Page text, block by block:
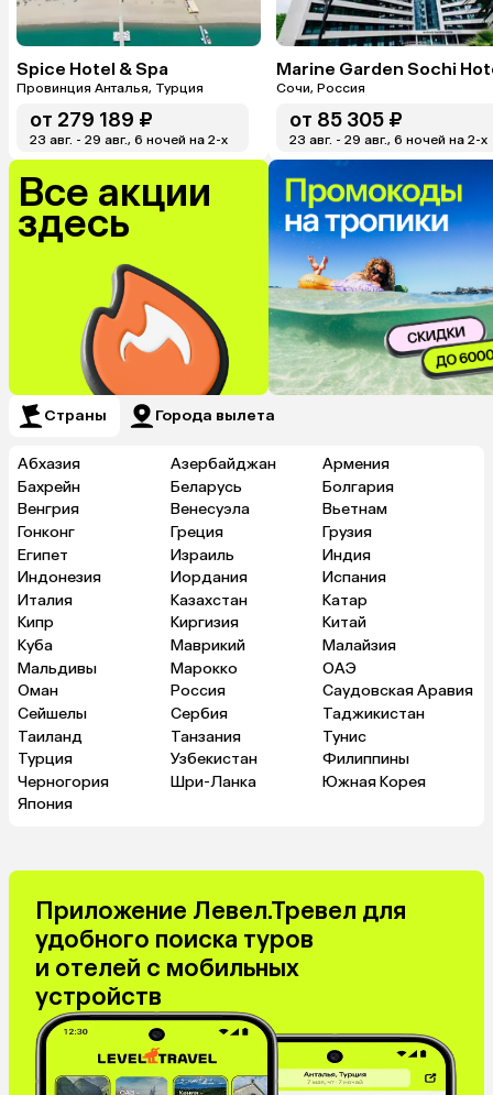
Spice Hotel & Spa
Провинция Анталья, Турция
от 279 189 ₽
23 авг. - 29 авг., 6 ночей на 2-x
Сочи, Россия
от 85 305 ₽
23 авг. - 29 авг., 6 ночей на 2-x
Все акции
здесь
Страны Города вылета
Абхазия Азербайджан
Армения
Бахрейн
Беларусь
Болгария
Венгрия
Венесуэла
Вьетнам
Гонконг
Греция
Грузия
Египет
Израиль
Индия
Индонезия
Иордания
Испания
Италия
Казахстан
Катар
Кипр
Киргизия
Китай
Куба
Маврикий
Малайзия
Мальдивы
Марокко
ОАЭ
Оман
Россия
Саудовская Аравия
Сейшелы
Сербия
Таджикистан
Таиланд
Танзания
Тунис
Турция
Узбекистан
Филиппины
Черногория
Шри-Ланка
Южная Корея
Япония
Приложение Левел.Тревел для
удобного поиска туров
и отелей с мобильных
устройств